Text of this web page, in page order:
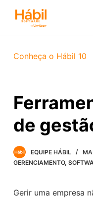
l
o
o
n
e
Conheça o Hábil 10
de
EQUIPE HÁBIL
GERENCIAMENTO,
Gerir uma empresa